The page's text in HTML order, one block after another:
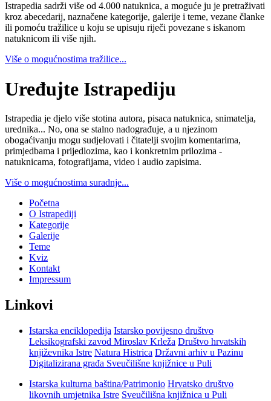
Istrapedia sadrži više od 4.000 natuknica, a moguće ju je pretraživati
kroz abecedarij, naznačene kategorije, galerije i teme, vezane članke
ili pomoću tražilice u koju se upisuju riječi povezane s iskanom
natuknicom ili više njih.
Više o mogućnostima tražilice...
Uređujte Istrapediju
Istrapedia je djelo više stotina autora, pisaca natuknica, snimatelja,
urednika... No, ona se stalno nadograđuje, a u njezinom
obogaćivanju mogu sudjelovati i čitatelji svojim komentarima,
primjedbama i prijedlozima, kao i konkretnim prilozima -
natuknicama, fotografijama, video i audio zapisima.
Više o mogućnostima suradnje...
Početna
O Istrapediji
Kategorije
Galerije
Teme
Kviz
Kontakt
Impressum
Linkovi
Istarska enciklopedija Istarsko povijesno društvo
Leksikografski zavod Miroslav Krleža Društvo hrvatskih
književnika Istre Natura Histrica Državni arhiv u Pazinu
Digitalizirana građa Sveučilišne knjižnice u Puli
Istarska kulturna baština/Patrimonio Hrvatsko društvo
likovnih umjetnika Istre Sveučilišna knjižnica u Puli